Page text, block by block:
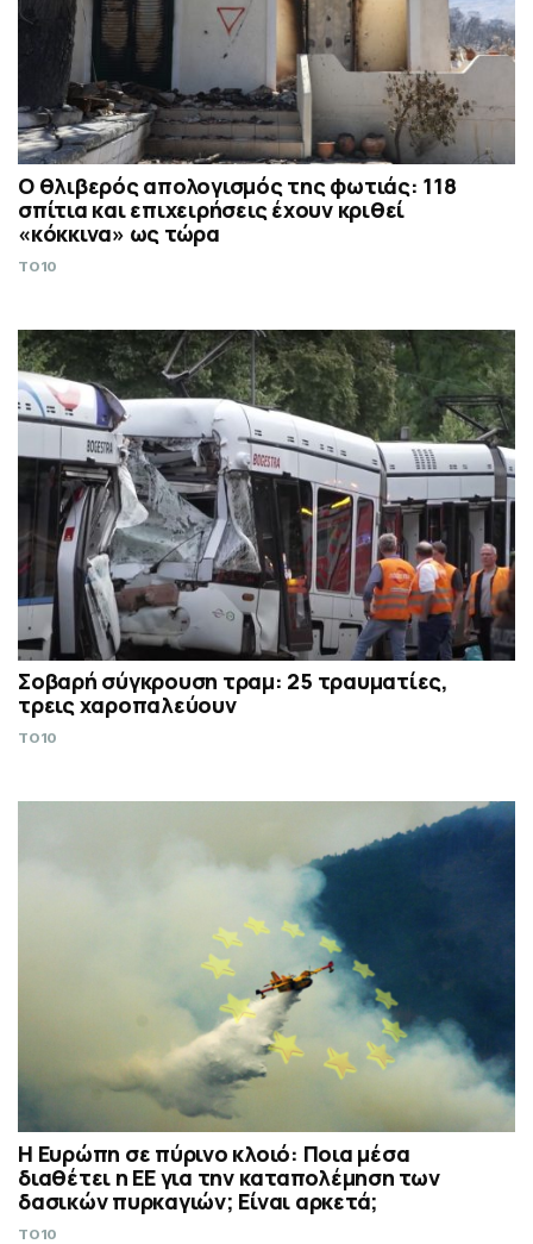
Ο θλιβερός απολογισμός της φωτιάς: 118
σπίτια και επιχειρήσεις έχουν κριθεί
«κόκκινα» ως τώρα
TO10
Σοβαρή σύγκρουση τραμ: 25 τραυματίες,
τρεις χαροπαλεύουν
TO10
Η Ευρώπη σε πύρινο κλοιό: Ποια μέσα
διαθέτει η ΕΕ για την καταπολέμηση των
δασικών πυρκαγιών; Είναι αρκετά;
TO10